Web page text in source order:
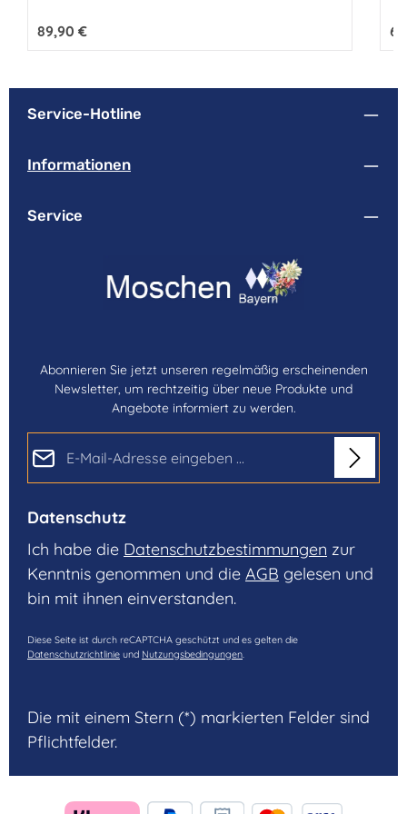
Regulärer Preis:
89,90 €
Service-Hotline
Informationen
Service
Abonnieren Sie jetzt unseren regelmäßig erscheinenden
Newsletter, um rechtzeitig über neue Produkte und
Angebote informiert zu werden.
Datenschutz
Ich habe die Datenschutzbestimmungen zur
Kenntnis genommen und die AGB gelesen und
bin mit ihnen einverstanden.
Diese Seite ist durch reCAPTCHA geschützt und es gelten die
Datenschutzrichtlinie und Nutzungsbedingungen.
Die mit einem Stern (*) markierten Felder sind
Pflichtfelder.